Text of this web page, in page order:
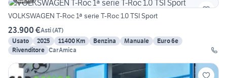
VOLKSWAGEN T-Roc 1ª serie T-Roc 1.0 TSI Sport
23.900 €Asti(AT)
Usato
2025 11400 Km Benzina Manuale
Euro 6e
Rivenditore CarAmica